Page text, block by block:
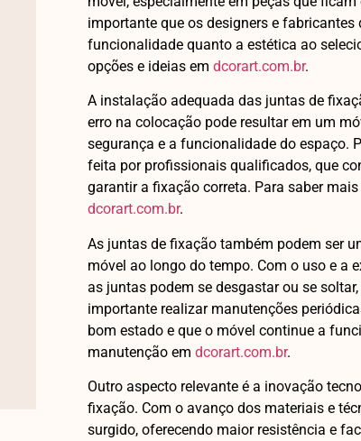
importante que os designers e
funcionalidade quanto a estética ao
opções e ideias em dcorart.com.br.
A instalação adequada das juntas de
erro na colocação pode resultar em um
segurança e a funcionalidade do espaço.
feita por profissionais qualificados, que
garantir a fixação correta. Para saber
dcorart.com.br.
As juntas de fixação também podem ser
móvel ao longo do tempo. Com o uso e a
as juntas podem se desgastar ou se
importante realizar manutenções
bom estado e que o móvel continue a
manutenção em dcorart.com.br.
Outro aspecto relevante é a inovação
fixação. Com o avanço dos materiais e
surgido, oferecendo maior resistência e